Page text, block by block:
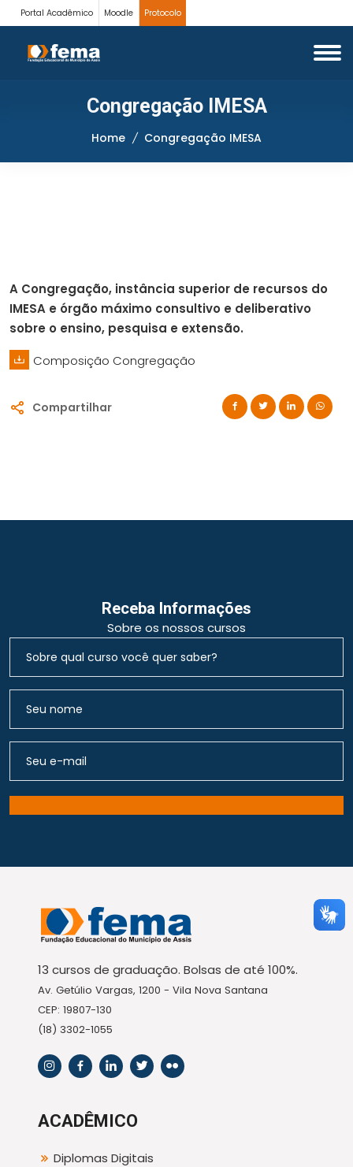
Portal Acadêmico Moodle Protocolo
Congregação IMESA
Home Congregação IMESA
A Congregação, instância superior de recursos do
IMESA e órgão máximo consultivo e deliberativo
sobre o ensino, pesquisa e extensão.
Composição Congregação
Compartilhar
Receba Informações
Sobre os nossos cursos
13 cursos de graduação. Bolsas de até 100%.
Av. Getúlio Vargas, 1200 - Vila Nova Santana
CEP: 19807-130
(18) 3302-1055
ACADÊMICO
Diplomas Digitais